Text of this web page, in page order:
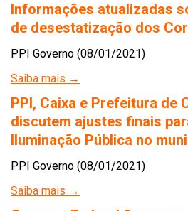
Informações atualizadas
de desestatização dos
PPI Governo (08/01/2021)
Saiba mais →
PPI, Caixa e Prefeitura de
discutem ajustes finais
Iluminação Pública no
PPI Governo (08/01/2021)
Saiba mais →